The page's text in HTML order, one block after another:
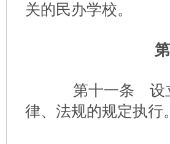
关的民办学校。
第十一条 设立
律、法规的规定执行。